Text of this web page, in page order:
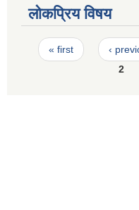
लोकप्रिय विषय
Pages
« first ‹
2